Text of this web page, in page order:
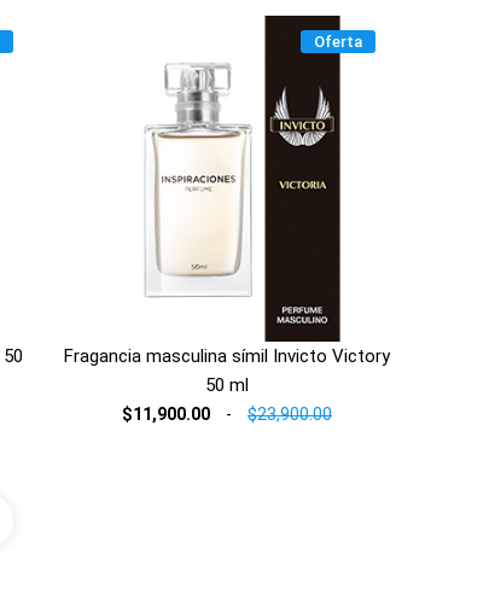
Oferta
Fragancia masculina símil Invicto Victory
50 ml
$11,900.00 - $23,900.00